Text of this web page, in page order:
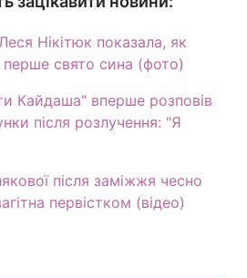
Нікітюк показала, як
перше свято сина (фото)
Кайдаша" вперше розповів
після розлучення: "Я
після заміжжя чесно
первістком (відео)